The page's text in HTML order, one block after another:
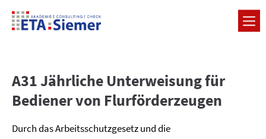
A31 Jährliche Unterweisung für
Bediener von Flurförderzeugen
Durch das Arbeitsschutzgesetz und die